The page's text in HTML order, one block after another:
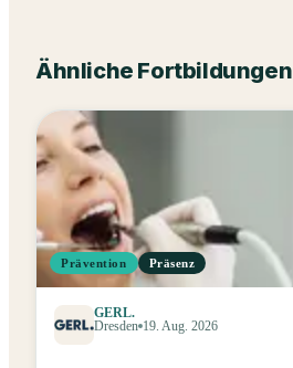
Ähnliche Fortbildungen
Prävention Präsenz
GERL.
Dresden 19. Aug. 2026